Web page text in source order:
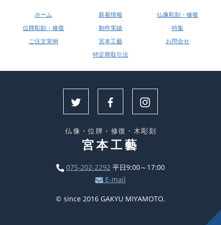
ホーム 新着情報
仏像彫刻・修復
位牌彫刻・修復
制作実績
特集
ご注文実例
宮本工藝
お問合せ
特定商取引法
仏像・位牌・修復・木彫刻
宮本工藝
075-202-2292 平日9:00～17:00
E-mail
© since 2016 GAKYU MIYAMOTO.